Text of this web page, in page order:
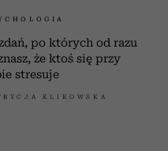
po których od razu
że ktoś się przy
stresuje
KLIKOWSKA